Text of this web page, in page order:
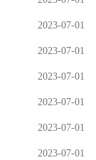
2023-07-01
2023-07-01
2023-07-01
2023-07-01
2023-07-01
2023-07-01